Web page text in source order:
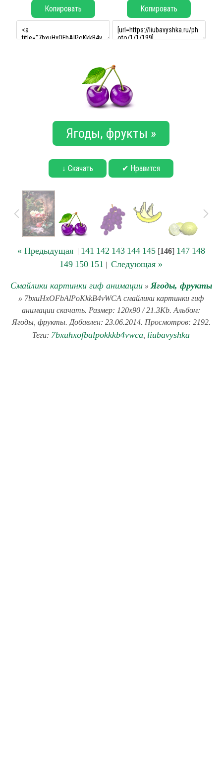
Копировать Копировать
Ягоды, фрукты »
↓ Скачать ✔ Нравится
« Предыдущая| 141 142 143 144 145[146] 147 148
149 150 151 | Следующая »
Смайлики картинки гиф анимации» Ягоды, фрукты
» 7bxuHxOFbAlPoKkkB4vWCA смайлики картинки гиф
анимации скачать. Размер: 120x90 / 21.3Kb. Альбом:
Ягоды, фрукты. Добавлен: 23.06.2014. Просмотров: 2192.
Теги: 7bxuhxofbalpokkkb4vwca liubavyshka